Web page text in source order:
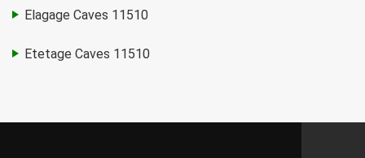
Elagage Caves 11510
Etetage Caves 11510